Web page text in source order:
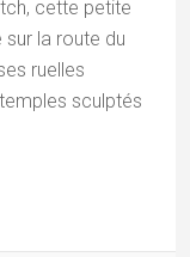
cette petite
la route du
ruelles
sculptés